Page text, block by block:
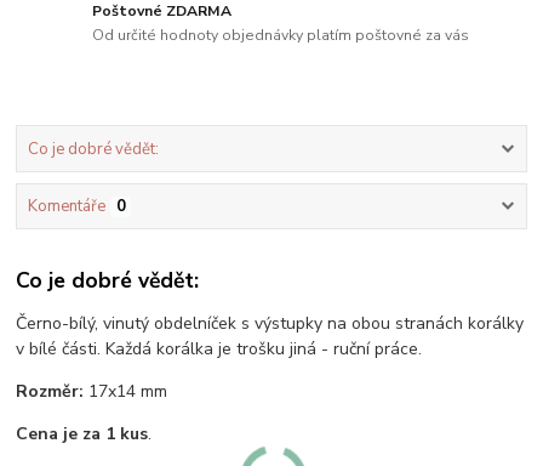
Poštovné ZDARMA
Od určité hodnoty objednávky platím poštovné za vás
Co je dobré vědět:
Komentáře 0
Co je dobré vědět:
Černo-bílý, vinutý obdelníček s výstupky na obou stranách korálky
v bílé části. Každá korálka je trošku jiná - ruční práce.
Rozměr: 17x14 mm
Cena je za 1 kus.